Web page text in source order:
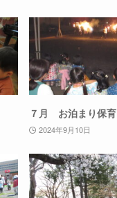
７月 お泊まり保育
2024年9月10日